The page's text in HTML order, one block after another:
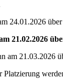
24.01.2026
21.02.2026
am 21.03.2026
Platzierung